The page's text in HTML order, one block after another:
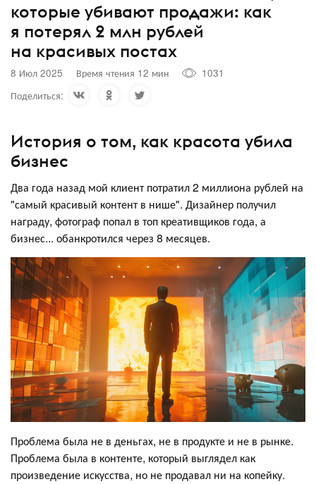
которые убивают продажи: как
я потерял 2 млн рублей
на красивых постах
8 Июл 2025 Время чтения 12 мин
1031
Поделиться:
История о том, как красота убила
бизнес
Два года назад мой клиент потратил 2 миллиона рублей на
"самый красивый контент в нише". Дизайнер получил
награду, фотограф попал в топ креативщиков года, а
бизнес... обанкротился через 8 месяцев.
Проблема была не в деньгах, не в продукте и не в рынке.
Проблема была в контенте, который выглядел как
произведение искусства, но не продавал ни на копейку.